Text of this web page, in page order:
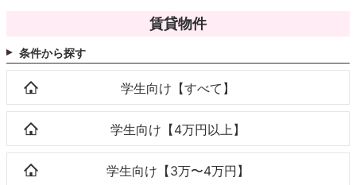
賃貸物件
条件から探す
学生向け【すべて】
学生向け【4万円以上】
学生向け【3万〜4万円】